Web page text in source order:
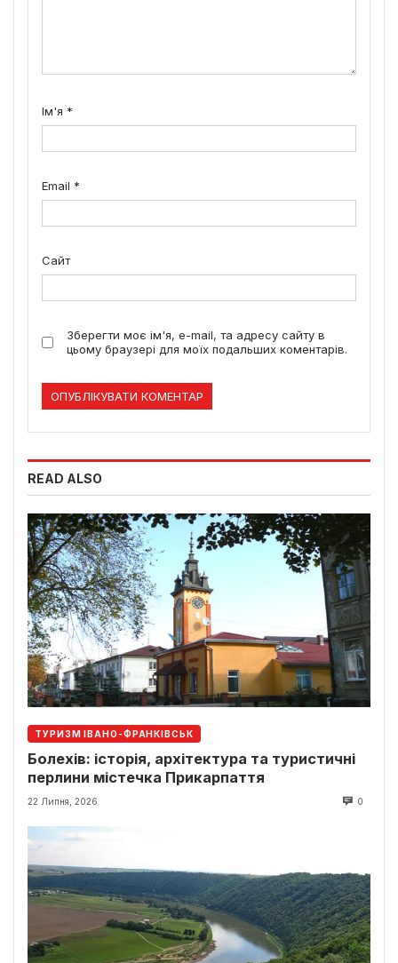
Ім'я *
Email *
Сайт
Зберегти моє ім'я, e-mail, та адресу сайту в
цьому браузері для моїх подальших коментарів.
READ ALSO
ТУРИЗМ ІВАНО-ФРАНКІВСЬК
Болехів: історія, архітектура та туристичні
перлини містечка Прикарпаття
22 Липня, 2026 0